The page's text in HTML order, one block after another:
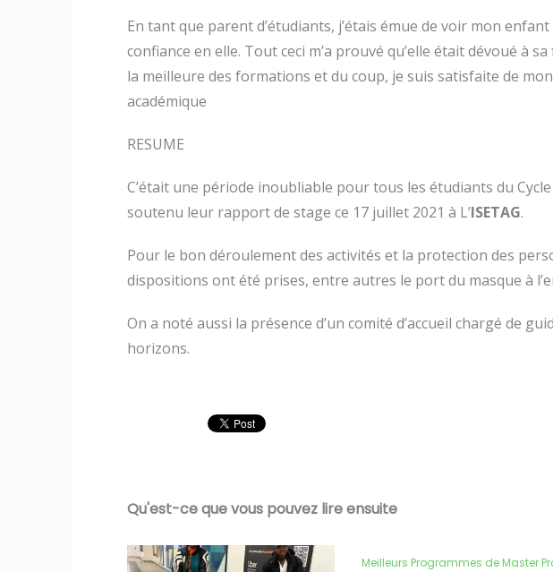
En tant que parent d’étudiants, j’étais émue de voir mon
confiance en elle. Tout ceci m’a prouvé qu’elle était dévoué à
la meilleure des formations et du coup, je suis satisfaite de
académique
RESUME
C’était une période inoubliable pour tous les étudiants du
soutenu leur rapport de stage ce 17 juillet 2021 à L’ISETAG.
Pour le bon déroulement des activités et la protection des
dispositions ont été prises, entre autres le port du masque à
On a noté aussi la présence d’un comité d’accueil chargé de
horizons.
Qu'est-ce que vous pouvez lire ensuite
Meilleurs Programmes de Master